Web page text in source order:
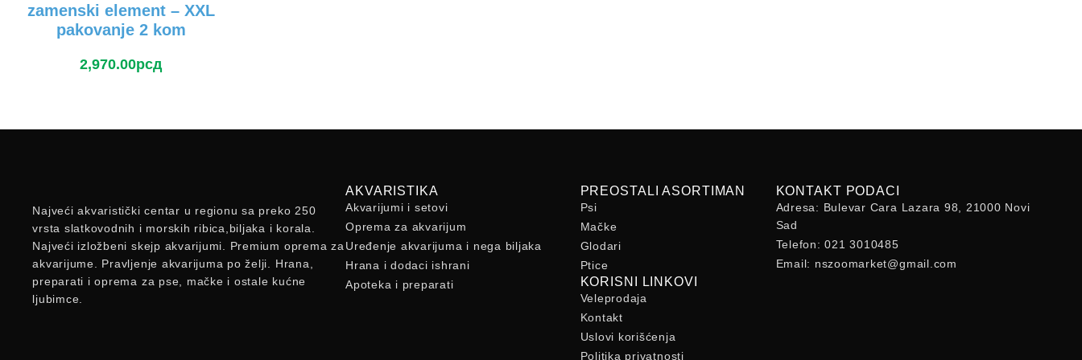
zamenski element – XXL
pakovanje 2 kom
2,970.00рсд
Najveći akvaristički centar u regionu sa preko 250
vrsta slatkovodnih i morskih ribica,biljaka i korala.
Najveći izložbeni skejp akvarijumi. Premium oprema za
akvarijume. Pravljenje akvarijuma po želji. Hrana,
preparati i oprema za pse, mačke i ostale kućne
ljubimce.
AKVARISTIKA
Akvarijumi i setovi
Oprema za akvarijum
Uređenje akvarijuma i nega biljaka
Hrana i dodaci ishrani
Apoteka i preparati
PREOSTALI ASORTIMAN
Psi
Mačke
Glodari
Ptice
KORISNI LINKOVI
Veleprodaja
Kontakt
Uslovi korišćenja
Politika privatnosti
KONTAKT PODACI
Adresa: Bulevar Cara Lazara 98, 21000 Novi
Sad
Telefon: 021 3010485
Email: nszoomarket@gmail.com